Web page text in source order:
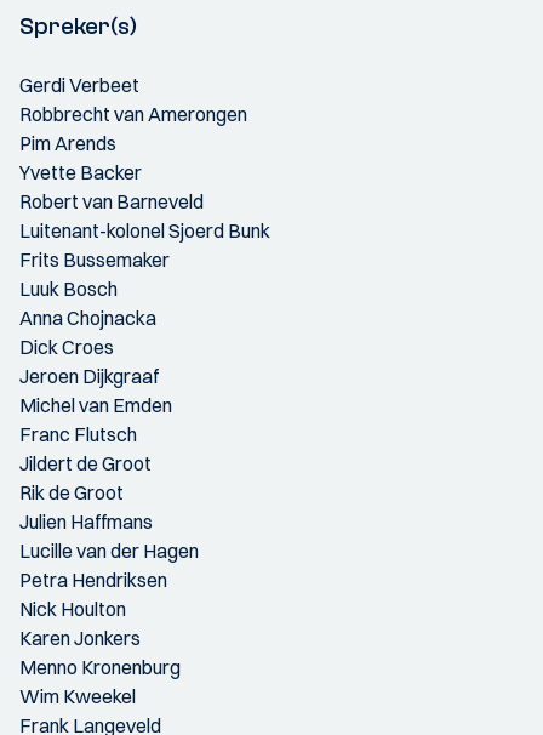
Spreker(s)
Gerdi Verbeet
Robbrecht van Amerongen
Pim Arends
Yvette Backer
Robert van Barneveld
Luitenant-kolonel Sjoerd Bunk
Frits Bussemaker
Luuk Bosch
Anna Chojnacka
Dick Croes
Jeroen Dijkgraaf
Michel van Emden
Franc Flutsch
Jildert de Groot
Rik de Groot
Julien Haffmans
Lucille van der Hagen
Petra Hendriksen
Nick Houlton
Karen Jonkers
Menno Kronenburg
Wim Kweekel
Frank Langeveld